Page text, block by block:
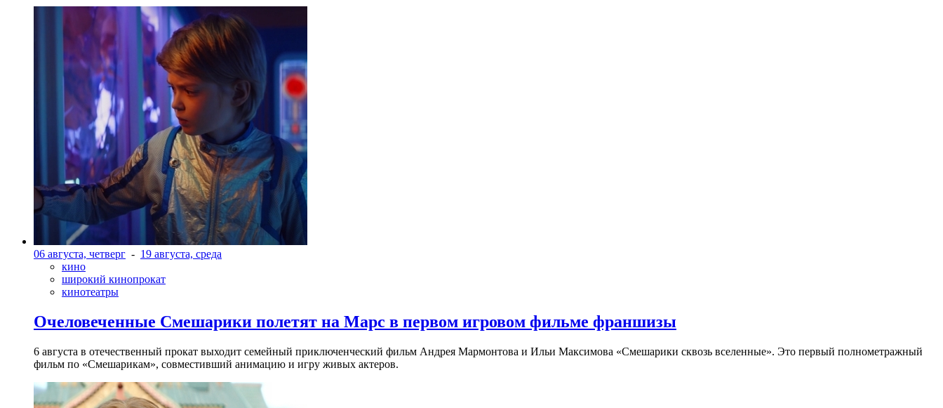
06 августа, четверг - 19 августа, среда
кино
широкий кинопрокат
кинотеатры
Очеловеченные Смешарики полетят на Марс в первом игровом фильме франшизы
6 августа в отечественный прокат выходит семейный приключенческий фильм Андрея Мармонтова и Ильи Максимова «Смешарики сквозь вселенные». Это первый полнометражный
фильм по «Смешарикам», совместивший анимацию и игру живых актеров.